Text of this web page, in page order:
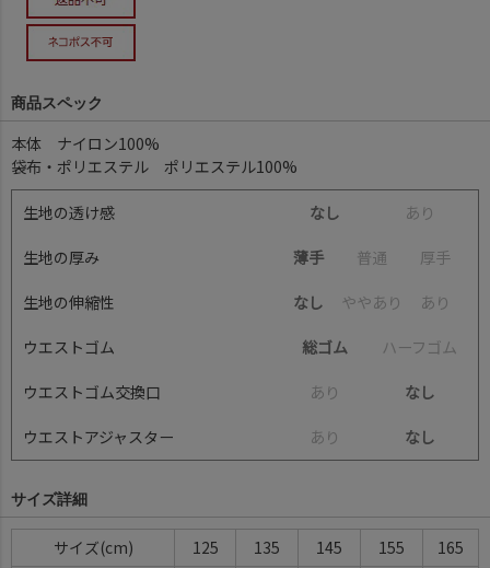
商品スペック
本体 ナイロン100%
袋布・ポリエステル ポリエステル100%
生地の透け感 なし あ り
生地の厚み 薄手 普通 厚手
生地の伸縮性 なし ややあ り あ り
ウエストゴム 総ゴム ハーフ ゴ ム
ウエストゴム交換口 あ り なし
ウエストアジャスター あ り なし
サイズ詳細
サイズ 125 135 145 155 165